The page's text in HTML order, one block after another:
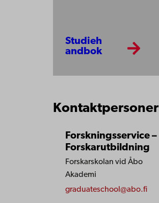
Studieh
andbok
Kontaktpersoner
Forskningsservice –
Forskarutbildning
Forskarskolan vid Åbo
Akademi
graduateschool@abo.fi